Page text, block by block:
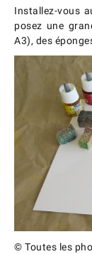
Installez-vous
posez une
A3), des
© Toutes les